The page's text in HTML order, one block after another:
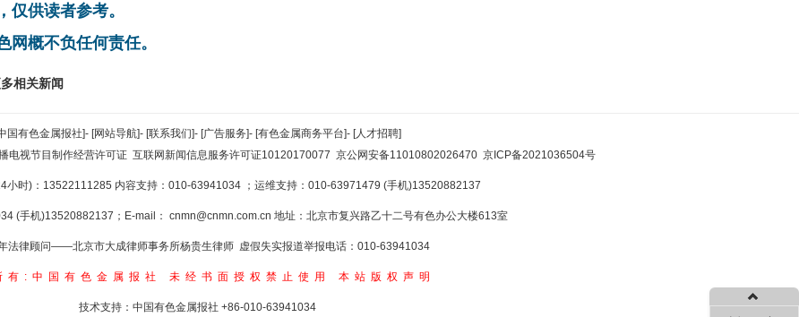
供读者参考。
概不负任何责任。
相关新闻
国有色金属报社]- [网站导航]- [联系我们]- [广告服务]- [有色金属商务平台]- [人才招聘]
电视节目制作经营许可证 互联网新闻信息服务许可证10120170077 京公网安备11010802026470 京ICP备2021036504号
小时)：13522111285 内容支持：010-63941034 ；运维支持：010-63971479 (手机)13520882137
(手机)13520882137；E-mail： cnmn@cnmn.com.cn 地址：北京市复兴路乙十二号有色办公大楼613室
法律顾问——北京市大成律师事务所杨贵生律师 虚假失实报道举报电话：010-63941034
有:中国有色金属报社 未经书面授权禁止使用 本站版权声明
技术支持：中国有色金属报社 +86-010-63941034